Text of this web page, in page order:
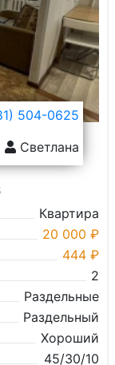
504-0625
Светлана
Квартира
20 000 ₽
444 ₽
2
Раздельные
Раздельный
Хороший
45/30/10